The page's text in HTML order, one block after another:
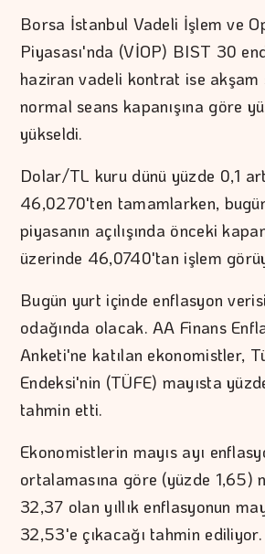
Borsa İstanbul Vadeli İşlem ve
Piyasası'nda (VİOP) BIST 30
haziran vadeli kontrat ise akşam
normal seans kapanışına göre
yükseldi.
Dolar/TL kuru dünü yüzde 0,1
46,0270'ten tamamlarken,
piyasanın açılışında önceki
üzerinde 46,0740'tan işlem
Bugün yurt içinde enflasyon verisi
odağında olacak. AA Finans
Anketi'ne katılan ekonomistler,
Endeksi'nin (TÜFE) mayısta
tahmin etti.
Ekonomistlerin mayıs ayı
ortalamasına göre (yüzde 1,65)
32,37 olan yıllık enflasyonun
32,53'e çıkacağı tahmin ediliyor.